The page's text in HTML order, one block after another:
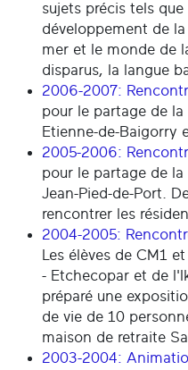
sujets précis tels
développement de
mer et le monde de
disparus, la langue
2006-2007:
pour le partage de
Etienne-de-Baigorry
2005-2006:
pour le partage de
Jean-Pied-de-Port.
rencontrer les
2004-2005:
Les élèves de CM1
- Etchecopar et de
préparé une
de vie de 10
maison de retraite
2003-2004: